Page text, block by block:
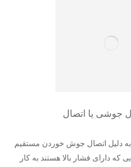
جوشی یا اتصال
به دلیل اتصال جوش خوردن مستقیم
که دارای فشار بالا هستند به کار